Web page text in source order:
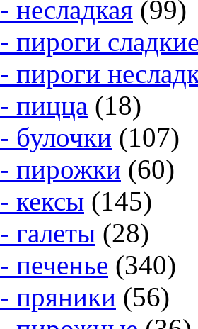
- несладкая (99)
- пироги
- пироги
- пицца (18)
- булочки (107)
- пирожки (60)
- кексы (145)
- галеты (28)
- печенье (340)
- пряники (56)